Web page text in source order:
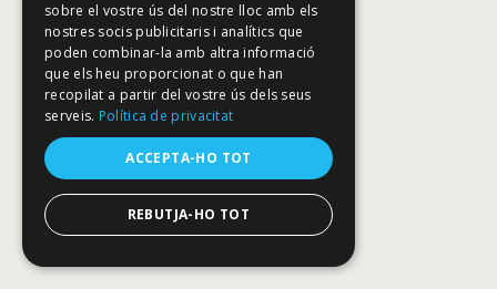
sobre el vostre ús del nostre lloc amb els
nostres socis publicitaris i analítics que
poden combinar-la amb altra informació
que els heu proporcionat o que han
recopilat a partir del vostre ús dels seus
serveis. Política de privacitat
ACCEPTA-HO TOT
REBUTJA-HO TOT